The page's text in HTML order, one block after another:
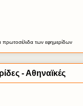
πρωτοσέλιδατων εφημερίδων
- Αθηναϊκές